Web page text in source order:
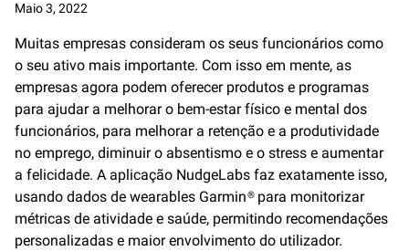
Maio 3, 2022
Muitas empresas consideram os seus funcionários como
o seu ativo mais importante. Com isso em mente, as
empresas agora podem oferecer produtos e programas
para ajudar a melhorar o bem-estar físico e mental dos
funcionários, para melhorar a retenção e a produtividade
no emprego, diminuir o absentismo e o stress e aumentar
a felicidade. A aplicação NudgeLabs faz exatamente isso,
usando dados de wearables Garmin® para monitorizar
métricas de atividade e saúde, permitindo recomendações
personalizadas e maior envolvimento do utilizador.